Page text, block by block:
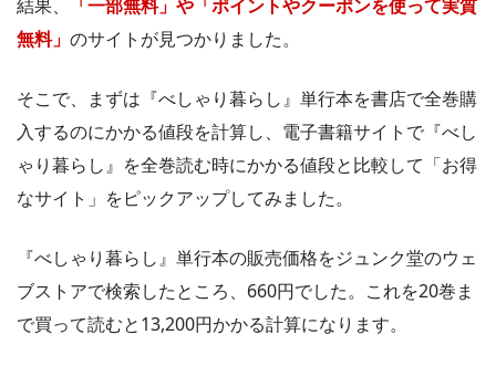
結果、
「一部無料」や「ポイントやクーポンを使って実質
無料」 のサイトが見つかりました。
そこで、まずは『べしゃり暮らし』単行本を書店で全巻購
入するのにかかる値段を計算し、電子書籍サイトで『べし
ゃり暮らし』を全巻読む時にかかる値段と比較して「お得
なサイト」をピックアップしてみました。
『べしゃり暮らし』単行本の販売価格をジュンク堂のウェ
ブストアで検索したところ、660円でした。これを20巻ま
で買って読むと13,200円かかる計算になります。